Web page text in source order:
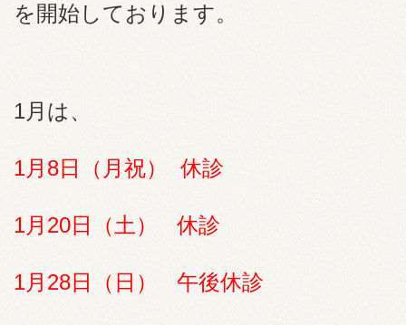
を開始しております。
1月は、
1月8日（月祝） 休診
1月20日（土 ） 休診
1月28日（日） 午後休診